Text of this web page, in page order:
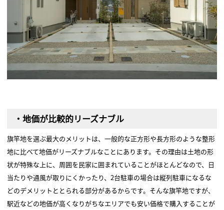
・地価が比較的リーズナブル
旗竿地を選ぶ最大のメリットは、一般的な正方形や長方形のような整形
地に比べて地価がリーズナブルなことにあります。その理由は土地の形
状が特殊な上に、周囲を民家に囲まれていることがほとんどなので、日
当たりや通風が取りにくかったり、2台駐車の場合は縦列駐車になるな
どのデメリットととられる部分があるからです。そんな旗竿地ですが、
駅近などの地価が高くなりがちなエリアでも安い価格で購入することが